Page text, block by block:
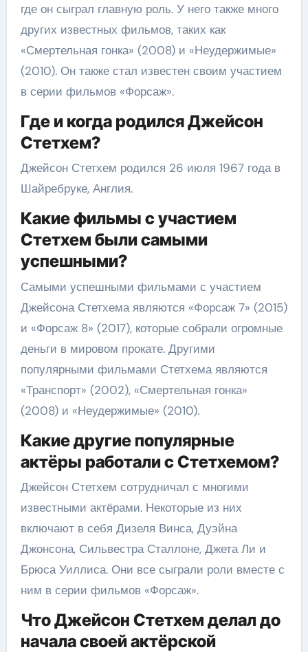
где он сыграл главную роль. У него также много
других известных фильмов, таких как
«Смертельная гонка» (2008) и «Неудержимые»
(2010). Он также стал известен своим участием
в серии фильмов «Форсаж».
Где и когда родился Джейсон
Стетхем?
Джейсон Стетхем родился 26 июля 1967 года в
Шайребруке, Англия.
Какие фильмы с участием
Стетхем были самыми
успешными?
Самыми успешными фильмами с участием
Джейсона Стетхема являются «Форсаж 7» (2015)
и «Форсаж 8» (2017), которые собрали огромные
деньги в мировом прокате. Другими
популярными фильмами Стетхема являются
«Транспорт» (2002), «Смертельная гонка»
(2008) и «Неудержимые» (2010).
Какие другие популярные
актёры работали с Стетхемом?
Джейсон Стетхем сотрудничал с многими
известными актёрами. Некоторые из них
включают в себя Дизеля Винса, Дуэйна
Джонсона, Сильвестра Сталлоне, Джета Ли и
Брюса Уиллиса. Они все сыграли роли вместе с
ним в серии фильмов «Форсаж».
Что Джейсон Стетхем делал до
начала своей актёрской